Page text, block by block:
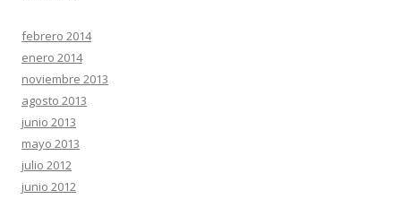
febrero 2014
enero 2014
noviembre 2013
agosto 2013
junio 2013
mayo 2013
julio 2012
junio 2012